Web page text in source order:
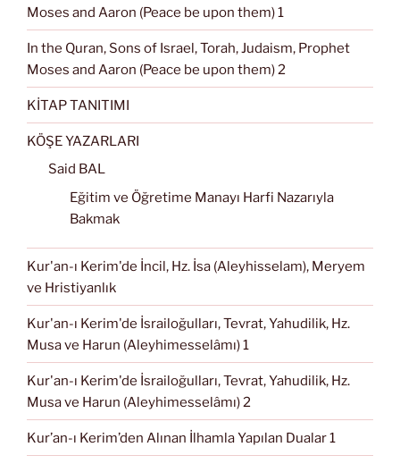
Moses and Aaron (Peace be upon them) 1
In the Quran, Sons of Israel, Torah, Judaism, Prophet
Moses and Aaron (Peace be upon them) 2
KİTAP TANITIMI
KÖŞE YAZARLARI
Said BAL
Eğitim ve Öğretime Manayı Harfi Nazarıyla
Bakmak
Kur'an-ı Kerim'de İncil, Hz. İsa (Aleyhisselam), Meryem
ve Hristiyanlık
Kur'an-ı Kerim'de İsrailoğulları, Tevrat, Yahudilik, Hz.
Musa ve Harun (Aleyhimesselâmı) 1
Kur'an-ı Kerim'de İsrailoğulları, Tevrat, Yahudilik, Hz.
Musa ve Harun (Aleyhimesselâmı) 2
Kur’an-ı Kerim’den Alınan İlhamla Yapılan Dualar 1